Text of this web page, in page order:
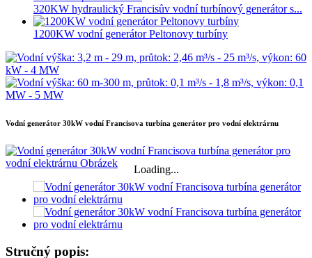
320KW hydraulický Francisův vodní turbínový generátor s...
1200KW vodní generátor Peltonovy turbíny
Vodní generátor 30kW vodní Francisova turbína generátor pro vodní elektrárnu
Loading...
Stručný popis: